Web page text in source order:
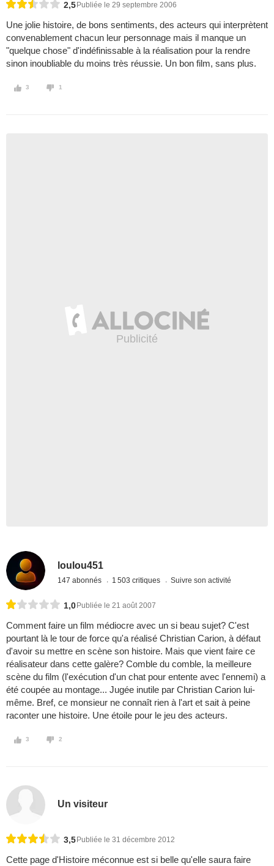
2,5 Publiée le 29 septembre 2006
Une jolie histoire, de bons sentiments, des acteurs qui interprètent
convenablement chacun leur personnage mais il manque un
"quelque chose" d'indéfinissable à la réalisation pour la rendre
sinon inoubliable du moins très réussie. Un bon film, sans plus.
3 1
loulou451
147 abonnés 1 503 critiques Suivre son activité
1,0 Publiée le 21 août 2007
Comment faire un film médiocre avec un si beau sujet? C'est
pourtant là le tour de force qu'a réalisé Christian Carion, à défaut
d'avoir su mettre en scène son histoire. Mais que vient faire ce
réalisateur dans cette galère? Comble du comble, la meilleure
scène du film (l'exécution d'un chat pour entente avec l'ennemi) a
été coupée au montage... Jugée inutile par Christian Carion lui-
même. Bref, ce monsieur ne connaît rien à l'art et sait à peine
raconter une histoire. Une étoile pour le jeu des acteurs.
3 2
Un visiteur
3,5 Publiée le 31 décembre 2012
Cette page d'Histoire méconnue est si belle qu'elle saura faire